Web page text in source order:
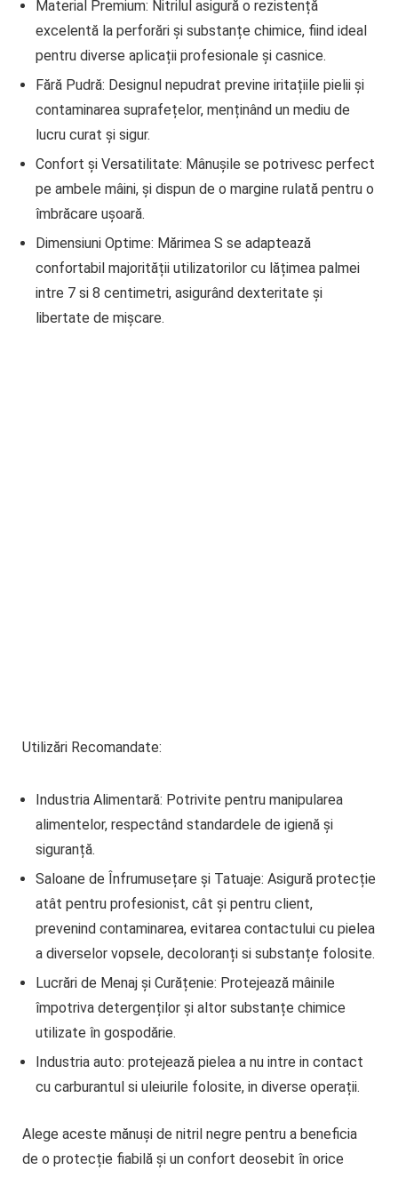
Material Premium: Nitrilul asigură o rezistență
excelentă la perforări și substanțe chimice, fiind ideal
pentru diverse aplicații profesionale și casnice.
Fără Pudră: Designul nepudrat previne iritațiile pielii și
contaminarea suprafețelor, menținând un mediu de
lucru curat și sigur.
Confort și Versatilitate: Mânușile se potrivesc perfect
pe ambele mâini, și dispun de o margine rulată pentru o
îmbrăcare ușoară.
Dimensiuni Optime: Mărimea S se adaptează
confortabil majorității utilizatorilor cu lățimea palmei
intre 7 si 8 centimetri, asigurând dexteritate și
libertate de mișcare.
Utilizări Recomandate:
Industria Alimentară: Potrivite pentru manipularea
alimentelor, respectând standardele de igienă și
siguranță.
Saloane de Înfrumusețare și Tatuaje: Asigură protecție
atât pentru profesionist, cât și pentru client,
prevenind contaminarea, evitarea contactului cu pielea
a diverselor vopsele, decoloranți si substanțe folosite.
Lucrări de Menaj și Curățenie: Protejează mâinile
împotriva detergenților și altor substanțe chimice
utilizate în gospodărie.
Industria auto: protejează pielea a nu intre in contact
cu carburantul si uleiurile folosite, in diverse operații.
Alege aceste mănuși de nitril negre pentru a beneficia
de o protecție fiabilă și un confort deosebit în orice